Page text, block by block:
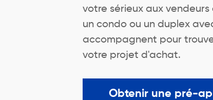
votre sérieux aux
un condo ou un duplex
accompagnent pour
votre projet d'achat.
Obtenir une pré-